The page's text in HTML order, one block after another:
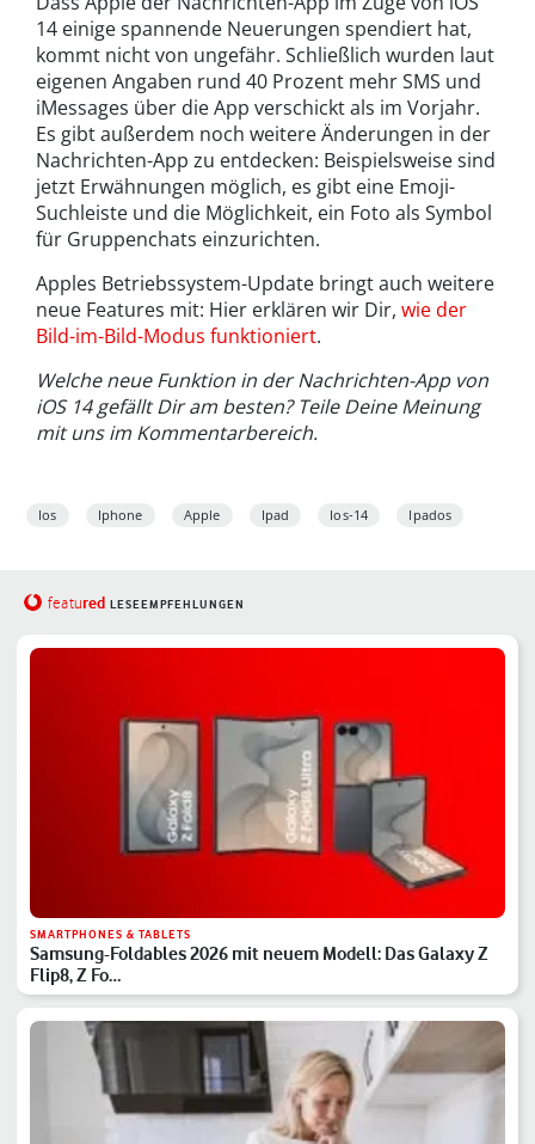
14 einige spannende Neuerungen spendiert hat,
kommt nicht von ungefähr. Schließlich wurden laut
eigenen Angaben rund 40 Prozent mehr SMS und
iMessages über die App verschickt als im Vorjahr.
Es gibt außerdem noch weitere Änderungen in der
Nachrichten-App zu entdecken: Beispielsweise sind
jetzt Erwähnungen möglich, es gibt eine Emoji-
Suchleiste und die Möglichkeit, ein Foto als Symbol
für Gruppenchats einzurichten.
Apples Betriebssystem-Update bringt auch weitere
neue Features mit: Hier erklären wir Dir, wie der
Bild-im-Bild-Modus funktioniert.
Welche neue Funktion in der Nachrichten-App von
iOS 14 gefällt Dir am besten? Teile Deine Meinung
mit uns im Kommentarbereich.
Ios Iphone Apple Ipad Ios-14 Ipados
featured LESEEMPFEHLUNGEN
SMARTPHONES & TABLETS
Samsung-Foldables 2026 mit neuem Modell: Das Galaxy Z
Flip8, Z Fo…